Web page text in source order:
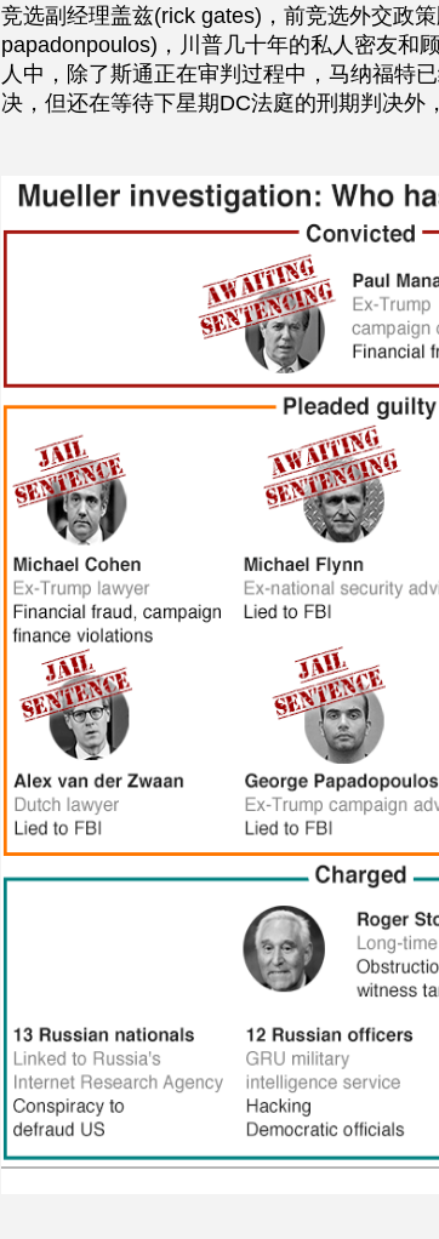
竞选副经理盖兹(rick gates)，前竞选外交政
papadonpoulos)，川普几十年的私人密友和
人中，除了斯通正在审判过程中，马纳福特
决，但还在等待下星期DC法庭的刑期判决外